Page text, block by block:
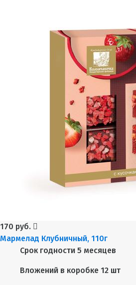
170 руб.
Мармелад Клубничный, 110г
Срок годности 5 месяцев
Вложений в коробке 12 шт